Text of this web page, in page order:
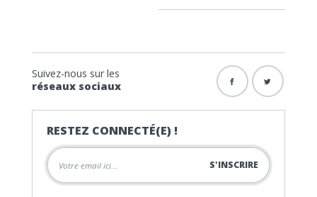
Suivez-nous sur les
réseaux sociaux
RESTEZ CONNECTÉ(E) !